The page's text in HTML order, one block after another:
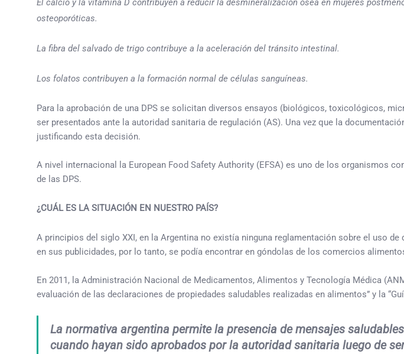
El calcio y la vitamina D contribuyen a reducir la desmineralización ósea en mujeres
osteoporóticas.
La fibra del salvado de trigo contribuye a la aceleración del tránsito intestinal.
Los folatos contribuyen a la formación normal de células sanguíneas.
Para la aprobación de una DPS se solicitan diversos ensayos (biológicos, toxicológicos,
ser presentados ante la autoridad sanitaria de regulación (AS). Una vez que la
justificando esta decisión.
A nivel internacional la European Food Safety Authority (EFSA) es uno de los organismos
de las DPS.
¿CUÁL ES LA SITUACIÓN EN NUESTRO PAÍS?
A principios del siglo XXI, en la Argentina no existía ninguna reglamentación sobre el uso
en sus publicidades, por lo tanto, se podía encontrar en góndolas de los comercios
En 2011, la Administración Nacional de Medicamentos, Alimentos y Tecnología Médica
evaluación de las declaraciones de propiedades saludables realizadas en alimentos” y la
La normativa argentina permite la presencia de mensajes
cuando hayan sido aprobados por la autoridad sanitaria luego de